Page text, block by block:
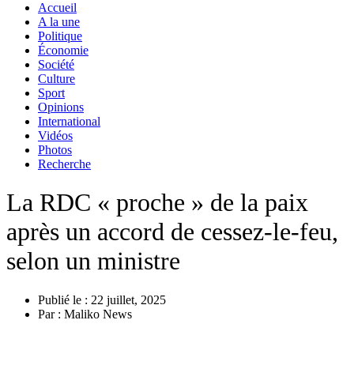
Accueil
A la une
Politique
Économie
Société
Culture
Sport
Opinions
International
Vidéos
Photos
Recherche
La RDC « proche » de la paix
après un accord de cessez-le-feu,
selon un ministre
Publié le : 22 juillet, 2025
Par : Maliko News